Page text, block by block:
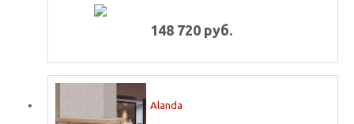
148 720 руб.
Alanda